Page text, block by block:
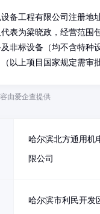
备工程有限公司注册地
表为梁晓政，经营范围
非标设备（均不含特种
以上项目国家规定需审
由爱企查提供
哈尔滨北方通用机
限公司
哈尔滨市利民开发